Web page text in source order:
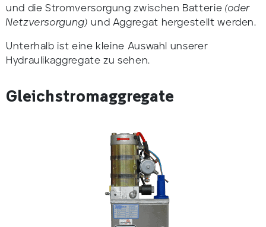
und die Stromversorgung zwischen Batterie (oder
Netzversorgung) und Aggregat hergestellt werden.
Unterhalb ist eine kleine Auswahl unserer
Hydraulikaggregate zu sehen.
Gleichstromaggregate